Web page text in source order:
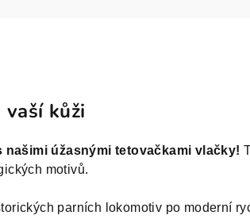
vaší kůži
úžasnými tetovačkami vlačky!
motivů.
parních lokomotiv po moderní